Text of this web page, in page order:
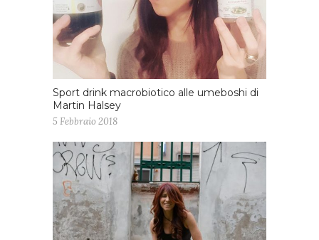
Sport drink macrobiotico alle umeboshi di
Martin Halsey
5 Febbraio 2018